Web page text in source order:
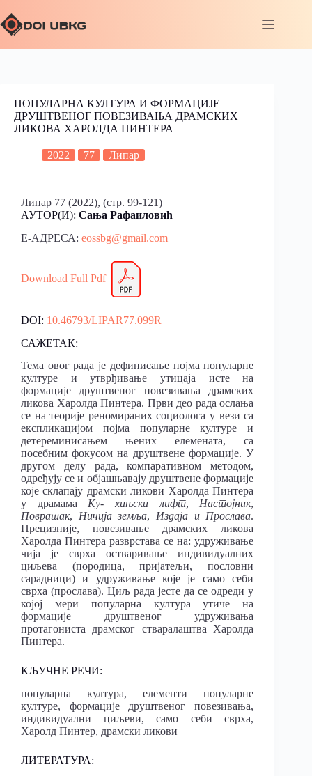
ПОПУЛАРНА КУЛТУРА И ФОРМАЦИЈЕ
ДРУШТВЕНОГ ПОВЕЗИВАЊА ДРАМСКИХ
ЛИКОВА ХАРОЛДА ПИНТЕРА
2022 77 Липар
Липар 77 (2022), (стр. 99-121)
АУТОР(И): Сања Рафаиловић
Е-АДРЕСА: eossbg@gmail.com
Download Full Pdf
DOI: 10.46793/LIPAR77.099R
САЖЕТАК:
Тема овог рада је дефинисање појма популарне
културе и утврђивање утицаја исте на
формације друштвеног повезивања драмских
ликова Харолда Пинтера. Први део рада ослања
се на теорије реномираних социолога у вези са
експликацијом појма популарне културе и
детереминисањем њених елемената, са
посебним фокусом на друштвене формације. У
другом делу рада, компаративном методом,
одређују се и објашњавају друштвене формације
које склапају драмски ликови Харолда Пинтера
у драмама Ку- хињски лифт, Настојник,
Повратак, Ничија земља, Издаја и Прослава.
Прецизније, повезивање драмских ликова
Харолда Пинтера разврстава се на: удруживање
чија је сврха остваривање индивидуалних
циљева (породица, пријатељи, пословни
сарадници) и удруживање које је само себи
сврха (прослава). Циљ рада јесте да се одреди у
којој мери популарна култура утиче на
формације друштвеног удруживања
протагониста драмског стваралаштва Харолда
Пинтера.
КЉУЧНЕ РЕЧИ:
популарна култура, елементи популарне
културе, формације друштвеног повезивања,
индивидуални циљеви, само себи сврха,
Харолд Пинтер, драмски ликови
ЛИТЕРАТУРА: